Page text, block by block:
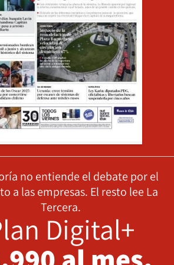
no entiende el debate por el
a las empresas. El resto lee La
Tercera.
Digital+